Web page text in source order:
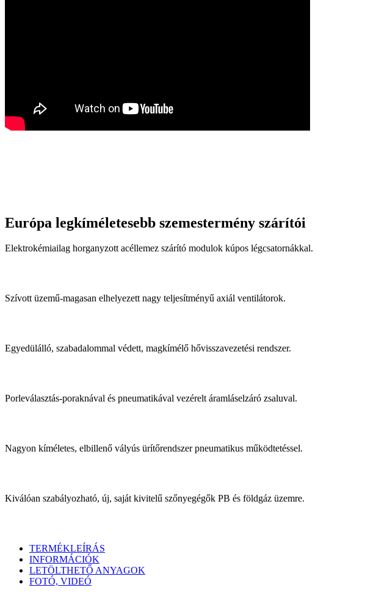
Európa legkíméletesebb szemestermény szárítói
Elektrokémiailag horganyzott acéllemez szárító modulok kúpos légcsatornákkal.
Szívott üzemű-magasan elhelyezett nagy teljesítményű axiál ventilátorok.
Egyedülálló, szabadalommal védett, magkímélő hővisszavezetési rendszer.
Porleválasztás-poraknával és pneumatikával vezérelt áramláselzáró zsaluval.
Nagyon kíméletes, elbillenő vályús ürítőrendszer pneumatikus működtetéssel.
Kiválóan szabályozható, új, saját kivitelű szőnyegégők PB és földgáz üzemre.
TERMÉKLEÍRÁS
INFORMÁCIÓK
LETÖLTHETŐ ANYAGOK
FOTÓ, VIDEÓ